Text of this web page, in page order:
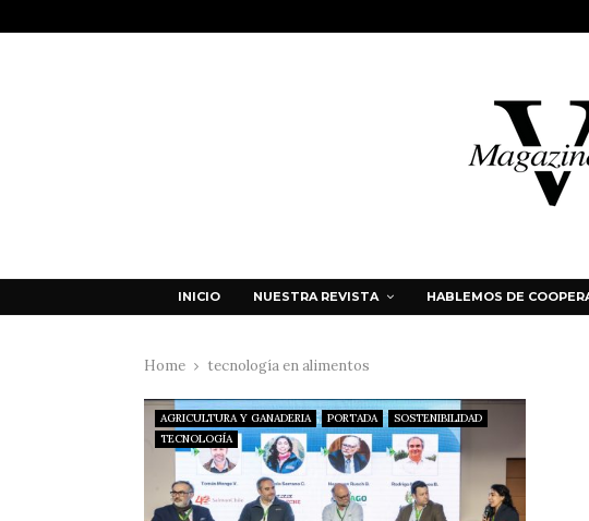
INICIO NUESTRA REVISTA HABLEMOS DE
Home tecnología en alimentos
AGRICULTURA Y GANADERIA PORTADA
SOSTENIBILIDAD
TECNOLOGÍA